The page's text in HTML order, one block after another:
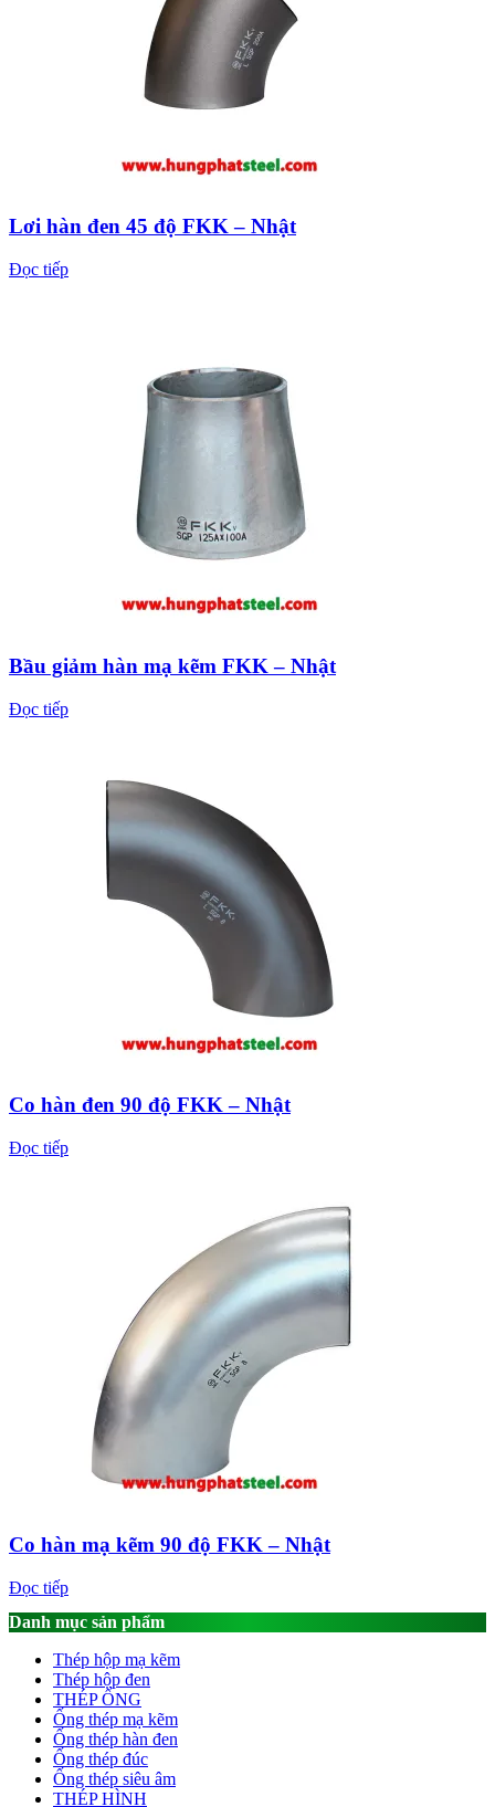
Lơi hàn đen 45 độ FKK – Nhật
Đọc tiếp
Bầu giảm hàn mạ kẽm FKK – Nhật
Đọc tiếp
Co hàn đen 90 độ FKK – Nhật
Đọc tiếp
Co hàn mạ kẽm 90 độ FKK – Nhật
Đọc tiếp
Danh mục sản phẩm
Thép hộp mạ kẽm
Thép hộp đen
THÉP ỐNG
Ống thép mạ kẽm
Ống thép hàn đen
Ống thép đúc
Ống thép siêu âm
THÉP HÌNH